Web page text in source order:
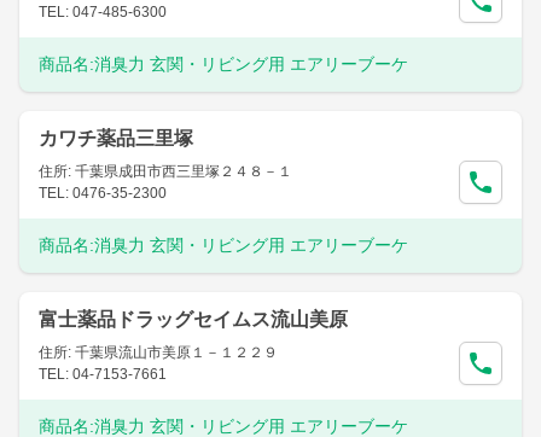
TEL: 047-485-6300
商品名:消臭力 玄関・リビング用 エアリーブーケ
カワチ薬品三里塚
住所: 千葉県成田市西三里塚２４８－１
TEL: 0476-35-2300
商品名:消臭力 玄関・リビング用 エアリーブーケ
富士薬品ドラッグセイムス流山美原
住所: 千葉県流山市美原１－１２２９
TEL: 04-7153-7661
商品名:消臭力 玄関・リビング用 エアリーブーケ